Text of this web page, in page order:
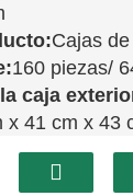
Cajas
160 piezas/
caja
x 41 cm x 43
de Navidad